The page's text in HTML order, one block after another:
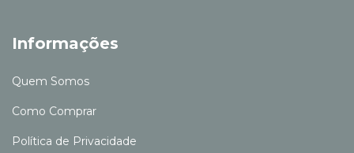
Informações
Quem Somos
Como Comprar
Política de Privacidade